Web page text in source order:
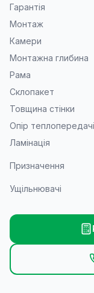
Гарантія
Монтаж
Камери
Монтажна глибина
Рама
Склопакет
Товщина стінки
Опір теплопередачі
Ламінація
Призначення
Ущільнювачі